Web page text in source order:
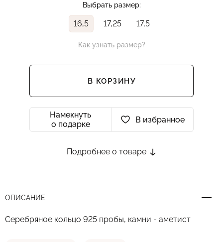
Выбрать размер:
16,5 17,25 17,5
Как узнать размер?
В КОРЗИНУ
Намекнуть
о подарке
В избранное
Подробнее о товаре
ОПИСАНИЕ
Серебряное кольцо 925 пробы, камни - аметист